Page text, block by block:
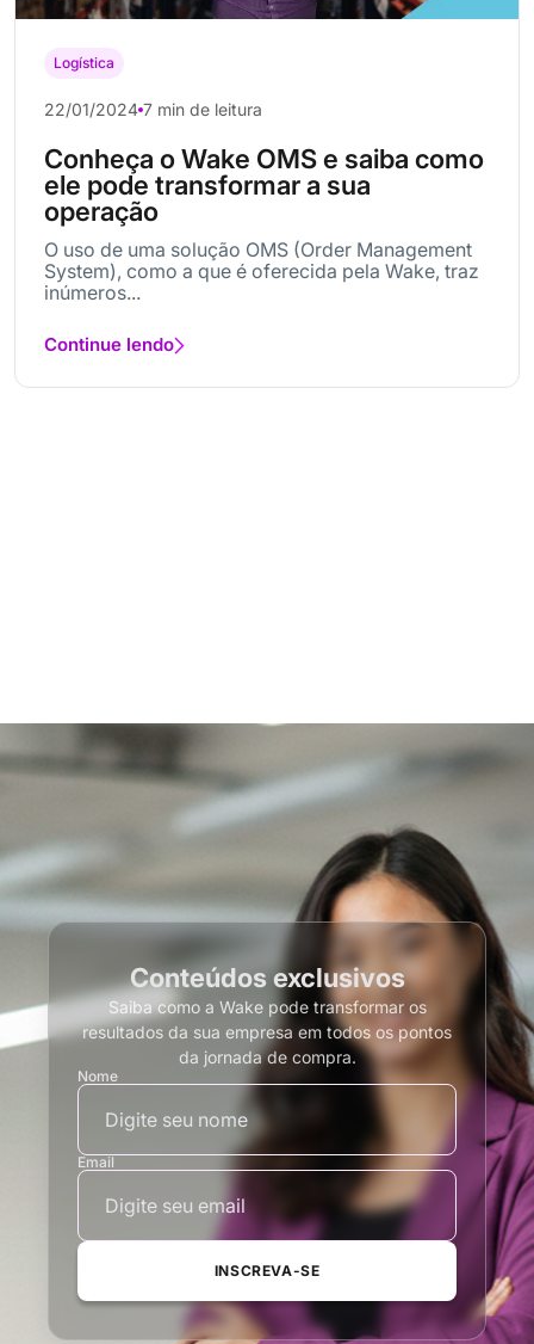
Logística
22/01/2024 7 min de leitura
Conheça o Wake OMS e saiba como
ele pode transformar a sua
operação
O uso de uma solução OMS (Order Management
System), como a que é oferecida pela Wake, traz
inúmeros...
Continue lendo
Conteúdos exclusivos
Saiba como a Wake pode transformar os
resultados da sua empresa em todos os pontos
da jornada de compra.
Nome
Email
INSCREVA-SE